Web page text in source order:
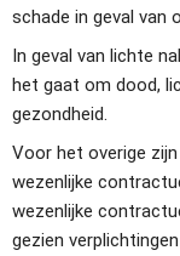
schade in geval van
In geval van lichte
het gaat om dood,
gezondheid.
Voor het overige
wezenlijke
wezenlijke
gezien